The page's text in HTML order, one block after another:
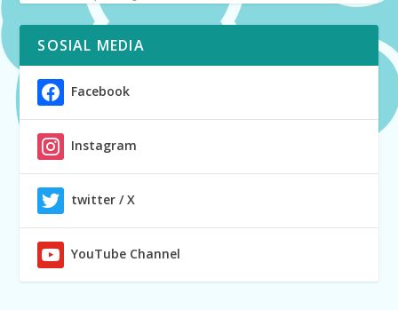
SOSIAL MEDIA
Facebook
Instagram
twitter / X
YouTube Channel